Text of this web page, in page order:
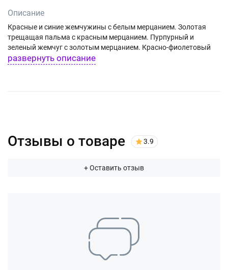
Описание
Красные и синие жемчужины с белым мерцанием. Золотая
трещащая пальма с красным мерцанием. Пурпурный и
зеленый жемчуг с золотым мерцанием. Красно-фиолетовый
георгин с огромной трещащей хризантемой.
развернуть описание
Отзывы о товаре 3.9
+ Оставить отзыв